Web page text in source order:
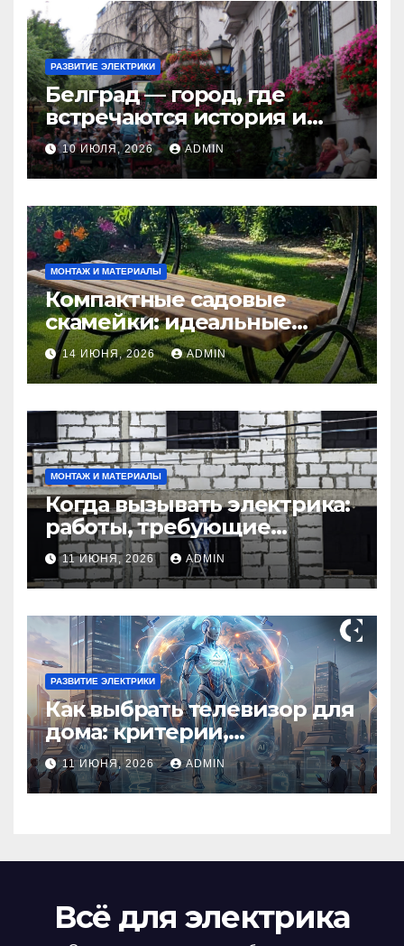
РАЗВИТИЕ ЭЛЕКТРИКИ
Белград — город, где
встречаются история и
современность
10 ИЮЛЯ, 2026 ADMIN
МОНТАЖ И МАТЕРИАЛЫ
Компактные садовые
скамейки: идеальные
решения Madmetal.ru для
маленьких участков
14 ИЮНЯ, 2026 ADMIN
МОНТАЖ И МАТЕРИАЛЫ
Когда вызывать электрика:
работы, требующие
профессионала Электрик
круглосуточно
11 ИЮНЯ, 2026 ADMIN
РАЗВИТИЕ ЭЛЕКТРИКИ
Как выбрать телевизор для
дома: критерии,
технологии и советы
11 ИЮНЯ, 2026 ADMIN
Всё для электрика